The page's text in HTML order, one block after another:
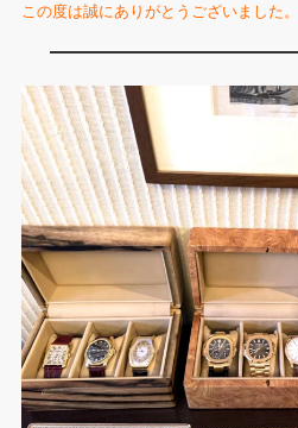
この度は誠にありがとうございました。